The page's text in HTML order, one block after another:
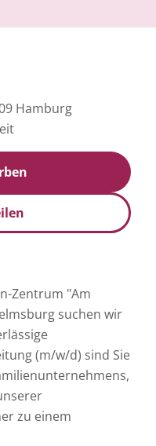
Hamburg
Zentrum "Am
suchen wir
(m/w/d) sind Sie
zu einem